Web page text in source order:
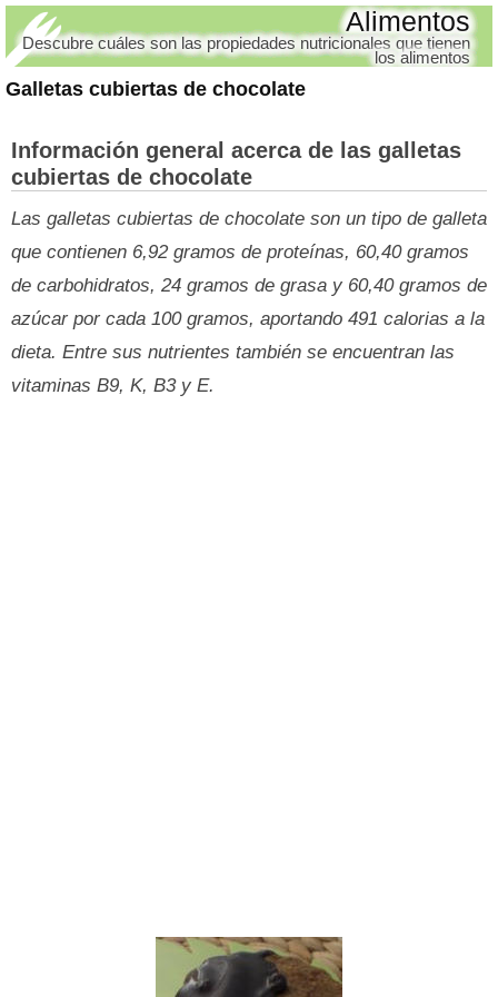
Galletas cubiertas de chocolate
Alimentos
Descubre cuáles son las propiedades nutricionales que tienen
los alimentos
Información general acerca de las galletas
cubiertas de chocolate
Las galletas cubiertas de chocolate son un tipo de galleta
que contienen 6,92 gramos de proteínas, 60,40 gramos
de carbohidratos, 24 gramos de grasa y 60,40 gramos de
azúcar por cada 100 gramos, aportando 491 calorias a la
dieta. Entre sus nutrientes también se encuentran las
vitaminas B9, K, B3 y E.